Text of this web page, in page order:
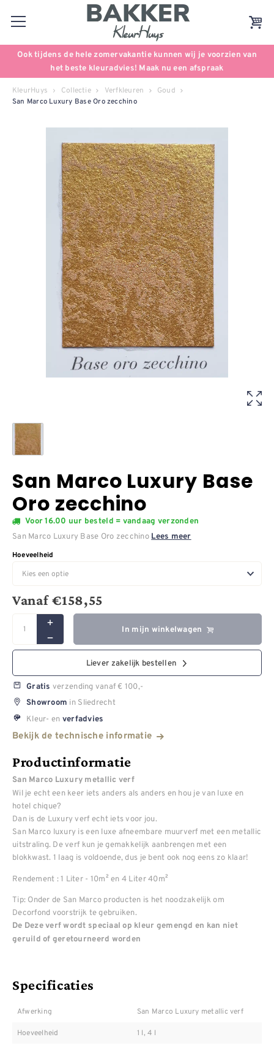
Ook tijdens de hele zomervakantie kunnen wij je voorzien van
het beste kleuradvies! Maak nu een afspraak
KleurHuys Collectie Verfkleuren Goud
San Marco Luxury Base Oro zecchino
San Marco Luxury Base
Oro zecchino
Voor 16.00 uur besteld = vandaag verzonden
San Marco Luxury Base Oro zecchino Lees meer
Hoeveelheid
Vanaf€158,55
In mijn winkelwagen
Liever zakelijk bestellen
Gratis verzending vanaf € 100,-
Showroom in Sliedrecht
Kleur- en verfadvies
Bekijk de technische informatie
Productinformatie
San Marco Luxury metallic verf
Wil je echt een keer iets anders als anders en hou je van luxe en
hotel chique?
Dan is de Luxury verf echt iets voor jou.
San Marco luxury is een luxe afneembare muurverf met een metallic
uitstraling. De verf kun je gemakkelijk aanbrengen met een
blokkwast. 1 laag is voldoende, dus je bent ook nog eens zo klaar!
Rendement : 1 Liter - 10m² en 4 Liter 40m²
Tip: Onder de San Marco producten is het noodzakelijk om
Decorfond voorstrijk te gebruiken.
De Deze verf wordt speciaal op kleur gemengd en kan niet
geruild of geretourneerd worden
Specificaties
Afwerking San Marco Luxury metallic verf
Hoeveelheid 1 l, 4 l